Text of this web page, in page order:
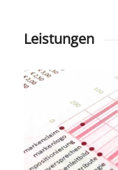
Leistungen